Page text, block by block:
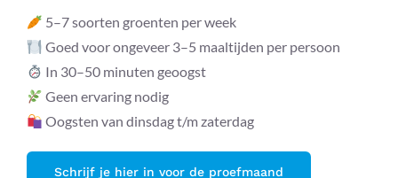
5–7 soorten groenten per week
Goed voor ongeveer 3–5 maaltijden per persoon
In 30–50 minuten geoogst
Geen ervaring nodig
Oogsten van dinsdag t/m zaterdag
Schrijf je hier in voor de proefmaand